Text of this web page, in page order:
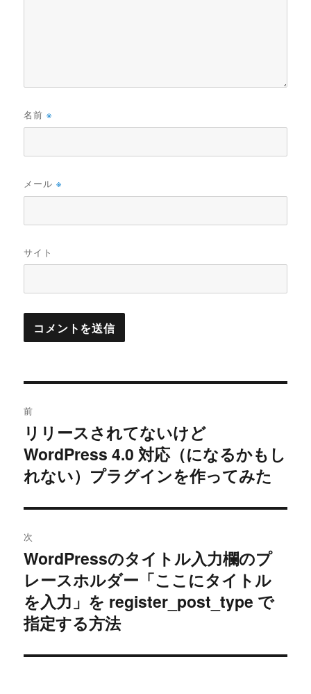
名前※
メール※
サイト
稿
ナ
ビ
ゲ
ー
シ
ョ
ン
前
過
去
の
稿:
リリースされてないけど
WordPress 4.0 対応（になるかもし
れない）プラグインを作ってみた
次
次
の
投
稿:
WordPressのタイトル入力欄のプ
レースホルダー「ここにタイトル
を入力」を register_post_type で
指定する方法